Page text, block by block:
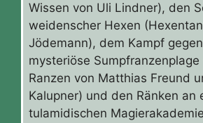
Wissen von Uli Lindner), den
weidenscher Hexen
Jödemann), dem Kampf
mysteriöse
Ranzen von Matthias Freund
Kalupner) und den Ränken an
tulamidischen